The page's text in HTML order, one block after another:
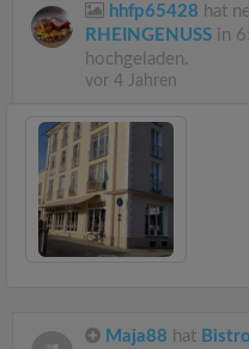
hhfp65428 hat
RHEINGENUSS in
hochgeladen.
vor 4 Jahren
Maja88 hat